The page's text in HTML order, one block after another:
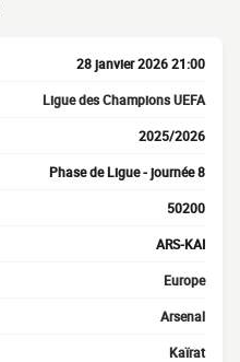
28 janvier 2026 21:00
Ligue des Champions UEFA
2025/2026
Phase de Ligue - journée 8
50200
ARS-KAI
Europe
Arsenal
Kaïrat